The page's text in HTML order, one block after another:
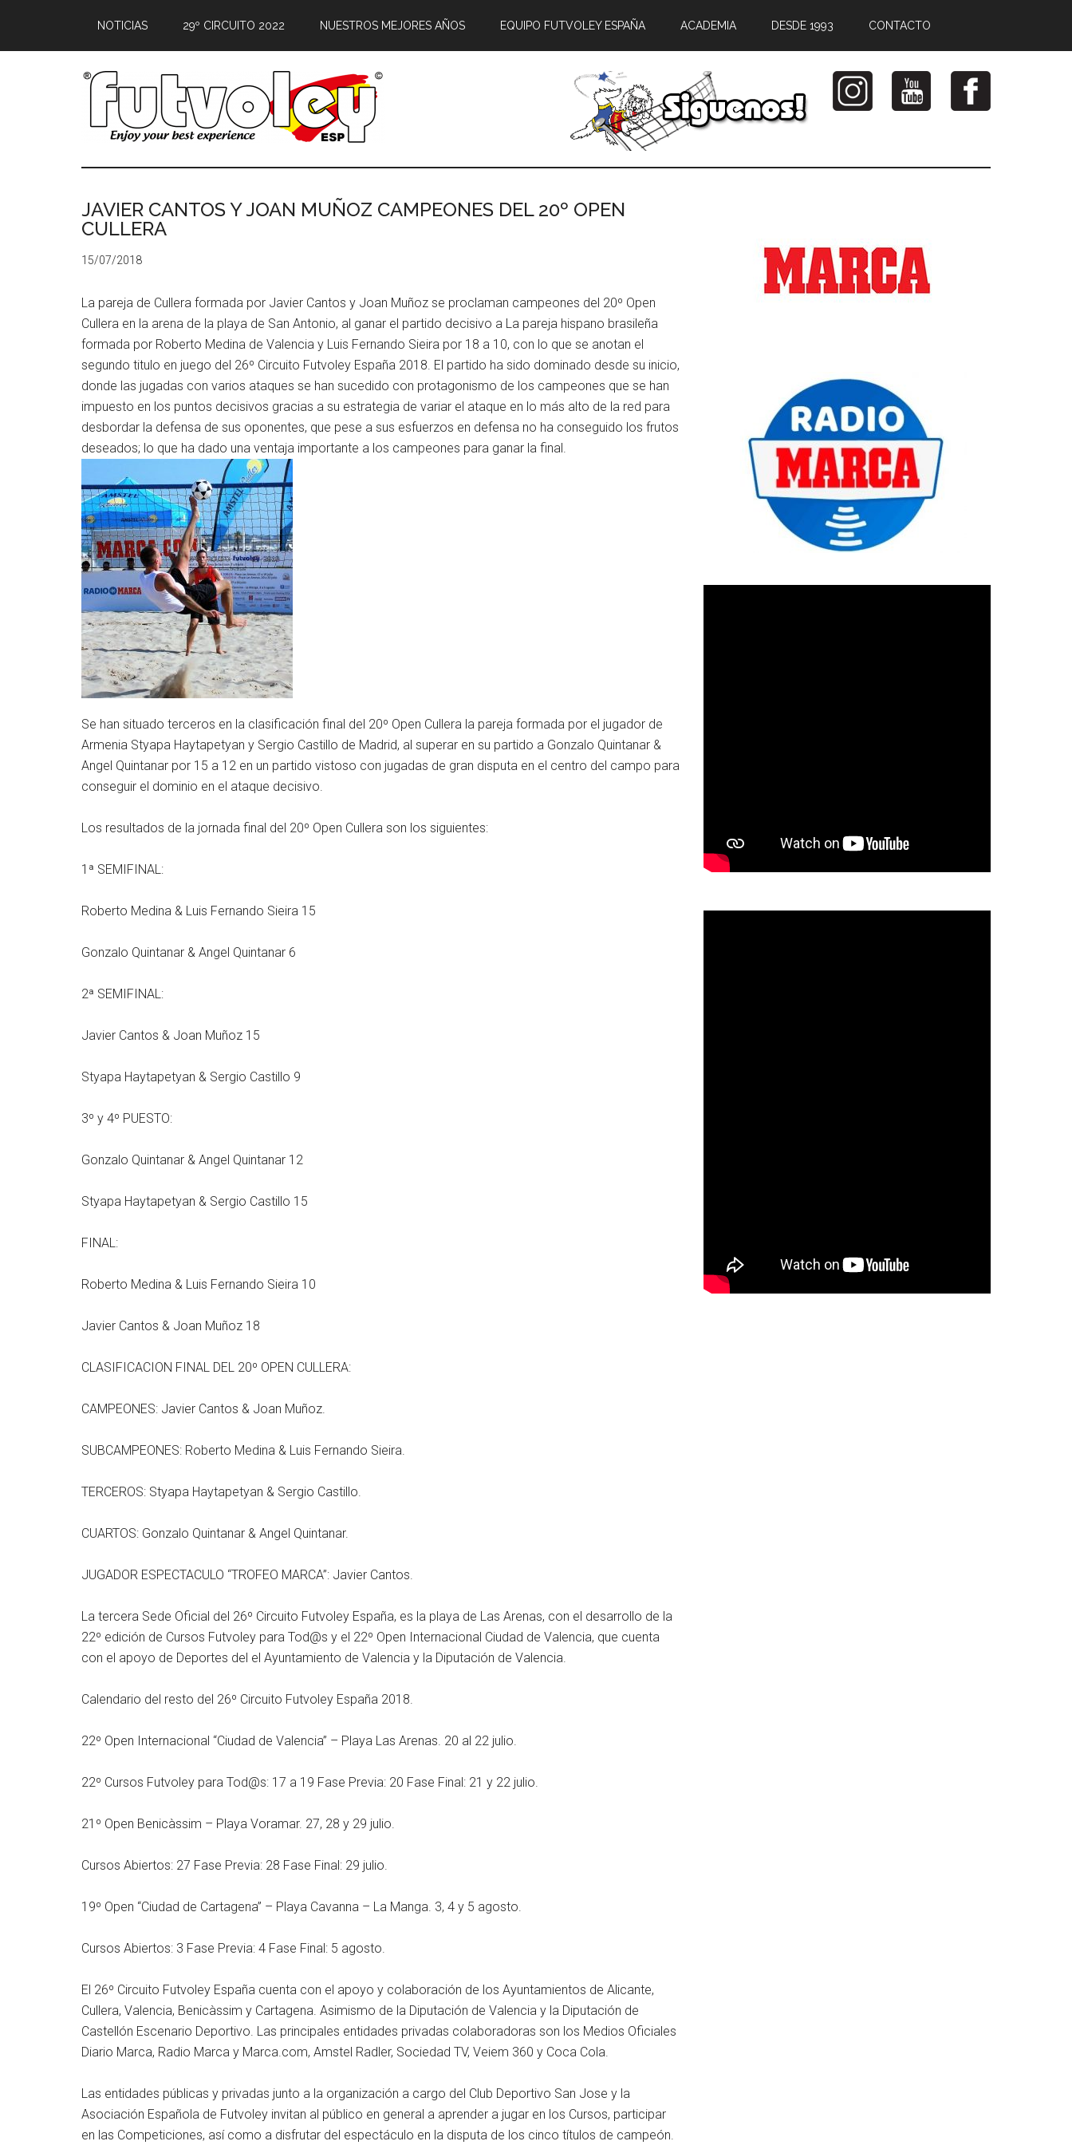
NOTICIAS 29º CIRCUITO 2022 NUESTROS MEJORES AÑOS EQUIPO FUTVOLEY ESPAÑA ACADEMIA DESDE 1993 CONTACTO
JAVIER CANTOS Y JOAN MUÑOZ CAMPEONES DEL 20º OPEN
CULLERA
15/07/2018
La pareja de Cullera formada por Javier Cantos y Joan Muñoz se proclaman campeones del 20º Open
Cullera en la arena de la playa de San Antonio, al ganar el partido decisivo a La pareja hispano brasileña
formada por Roberto Medina de Valencia y Luis Fernando Sieira por 18 a 10, con lo que se anotan el
segundo titulo en juego del 26º Circuito Futvoley España 2018. El partido ha sido dominado desde su inicio,
donde las jugadas con varios ataques se han sucedido con protagonismo de los campeones que se han
impuesto en los puntos decisivos gracias a su estrategia de variar el ataque en lo más alto de la red para
desbordar la defensa de sus oponentes, que pese a sus esfuerzos en defensa no ha conseguido los frutos
deseados; lo que ha dado una ventaja importante a los campeones para ganar la final.
Se han situado terceros en la clasificación final del 20º Open Cullera la pareja formada por el jugador de
Armenia Styapa Haytapetyan y Sergio Castillo de Madrid, al superar en su partido a Gonzalo Quintanar &
Angel Quintanar por 15 a 12 en un partido vistoso con jugadas de gran disputa en el centro del campo para
conseguir el dominio en el ataque decisivo.
Los resultados de la jornada final del 20º Open Cullera son los siguientes:
1ª SEMIFINAL:
Roberto Medina & Luis Fernando Sieira 15
Gonzalo Quintanar & Angel Quintanar 6
2ª SEMIFINAL:
Javier Cantos & Joan Muñoz 15
Styapa Haytapetyan & Sergio Castillo 9
3º y 4º PUESTO:
Gonzalo Quintanar & Angel Quintanar 12
Styapa Haytapetyan & Sergio Castillo 15
FINAL:
Roberto Medina & Luis Fernando Sieira 10
Javier Cantos & Joan Muñoz 18
CLASIFICACION FINAL DEL 20º OPEN CULLERA:
CAMPEONES: Javier Cantos & Joan Muñoz.
SUBCAMPEONES: Roberto Medina & Luis Fernando Sieira.
TERCEROS: Styapa Haytapetyan & Sergio Castillo.
CUARTOS: Gonzalo Quintanar & Angel Quintanar.
JUGADOR ESPECTACULO “TROFEO MARCA”: Javier Cantos.
La tercera Sede Oficial del 26º Circuito Futvoley España, es la playa de Las Arenas, con el desarrollo de la
22º edición de Cursos Futvoley para Tod@s y el 22º Open Internacional Ciudad de Valencia, que cuenta
con el apoyo de Deportes del el Ayuntamiento de Valencia y la Diputación de Valencia.
Calendario del resto del 26º Circuito Futvoley España 2018.
22º Open Internacional “Ciudad de Valencia” – Playa Las Arenas. 20 al 22 julio.
22º Cursos Futvoley para Tod@s: 17 a 19 Fase Previa: 20 Fase Final: 21 y 22 julio.
21º Open Benicàssim – Playa Voramar. 27, 28 y 29 julio.
Cursos Abiertos: 27 Fase Previa: 28 Fase Final: 29 julio.
19º Open “Ciudad de Cartagena” – Playa Cavanna – La Manga. 3, 4 y 5 agosto.
Cursos Abiertos: 3 Fase Previa: 4 Fase Final: 5 agosto.
El 26º Circuito Futvoley España cuenta con el apoyo y colaboración de los Ayuntamientos de Alicante,
Cullera, Valencia, Benicàssim y Cartagena. Asimismo de la Diputación de Valencia y la Diputación de
Castellón Escenario Deportivo. Las principales entidades privadas colaboradoras son los Medios Oficiales
Diario Marca, Radio Marca y Marca.com, Amstel Radler, Sociedad TV, Veiem 360 y Coca Cola.
Las entidades públicas y privadas junto a la organización a cargo del Club Deportivo San Jose y la
Asociación Española de Futvoley invitan al público en general a aprender a jugar en los Cursos, participar
en las Competiciones, así como a disfrutar del espectáculo en la disputa de los cinco títulos de campeón.